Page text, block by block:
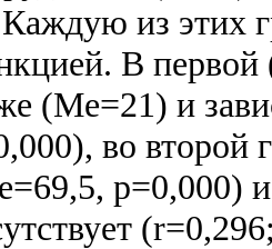
из этих
В первой
(Ме=21) и
во второй
р=0,000) и